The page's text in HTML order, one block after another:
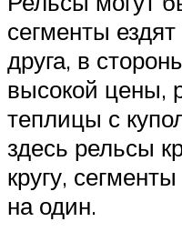
сегменты
друга, в
высокой цены,
теплицы с
здесь рельсы
кругу,
на один.